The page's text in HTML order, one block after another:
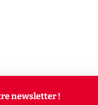
newsletter !